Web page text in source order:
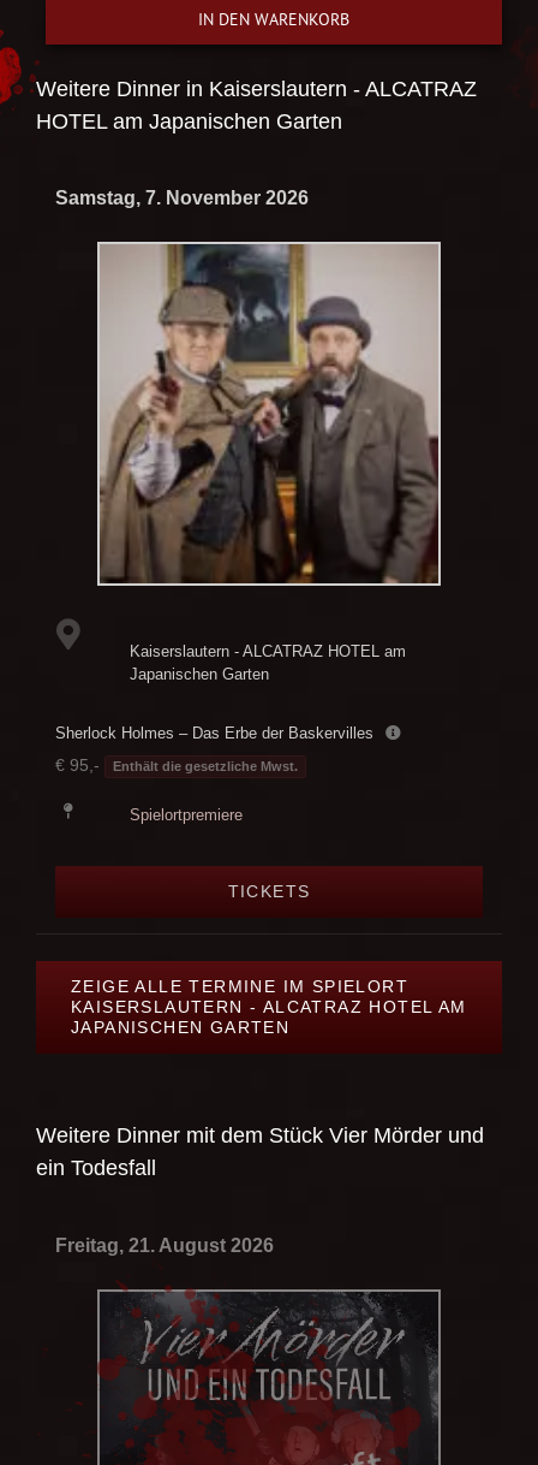
IN DEN WARENKORB
Weitere Dinner in Kaiserslautern - ALCATRAZ
HOTEL am Japanischen Garten
Samstag, 7. November 2026
Kaiserslautern - ALCATRAZ HOTEL am
Japanischen Garten
Sherlock Holmes – Das Erbe der Baskervilles
€ 95,- Enthält die gesetzliche Mwst.
Spielortpremiere
TICKETS
ZEIGE ALLE TERMINE IM SPIELORT
KAISERSLAUTERN - ALCATRAZ HOTEL AM
JAPANISCHEN GARTEN
Weitere Dinner mit dem Stück Vier Mörder und
ein Todesfall
Freitag, 21. August 2026